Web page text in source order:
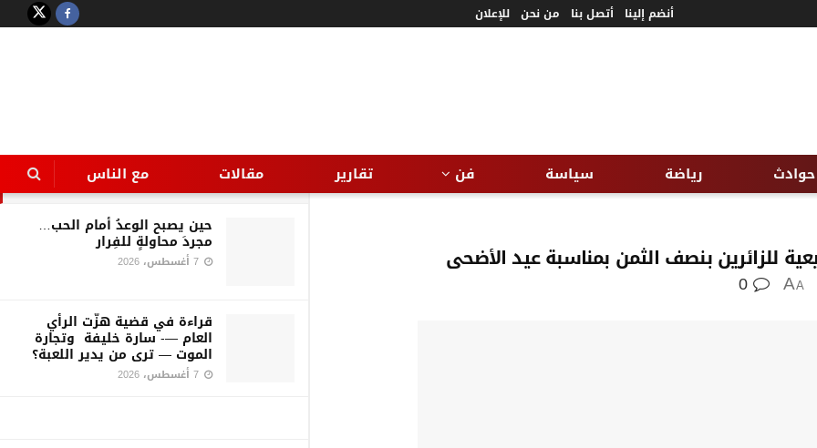
LATEST
بمناسبة عيد الأضحى
حين يصبح الوعدُ أمام الحب…
مجردَ محاولةٍ للفِرار
قراءة في قضية هزّت الرأي
العام —- سارة خليفة وتجارة
الموت — ترى من يدير اللعبة؟
أنضم إلينا أتصل بنا من نحن للإعلان
حوادث رياضة سياسة فن تقارير مقالات مع الناس
للزائرين بنصف الثمن بمناسبة عيد الأضحى
A
A